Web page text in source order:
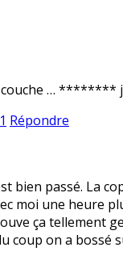
couche … ********
Répondre
bien passé. La
moi une heure
ça tellement
coup on a bossé